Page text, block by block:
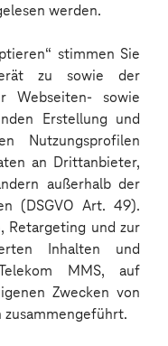
werden.
stimmen Sie
zu sowie der
Webseiten- sowie
Erstellung und
Nutzungsprofilen
an Drittanbieter,
außerhalb der
(DSGVO Art. 49).
Retargeting und zur
Inhalten und
MMS, auf
Zwecken von
Auswahl: